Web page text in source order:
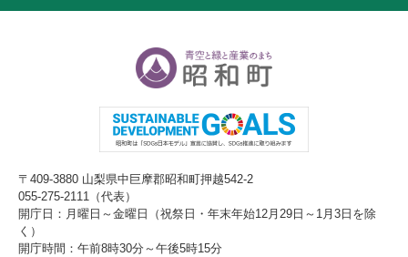
〒409-3880 山梨県中巨摩郡昭和町押越542-2
055-275-2111（代表）
開庁日：月曜日～金曜日（祝祭日・年末年始12月29日～1月3日を除
く）
開庁時間：午前8時30分～午後5時15分